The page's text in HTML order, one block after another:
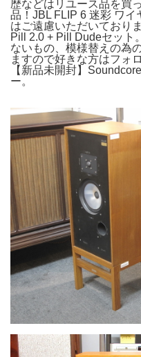
歴などはリユース品を買
品！JBL FLIP 6 迷彩 ワ
はご遠慮いただいており
Pill 2.0 + Pill Dudeセット
ないもの、模様替えの為
ますので好きな方はフォ
【新品未開封】
ー。